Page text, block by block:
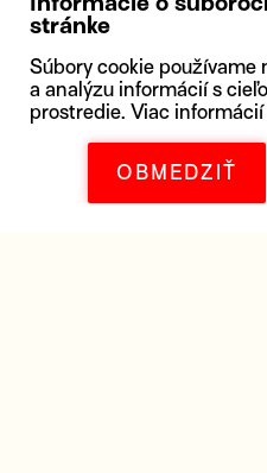
stránke
Súbory cookie používame
a analýzu informácií s
prostredie. Viac
OBMEDZIŤ